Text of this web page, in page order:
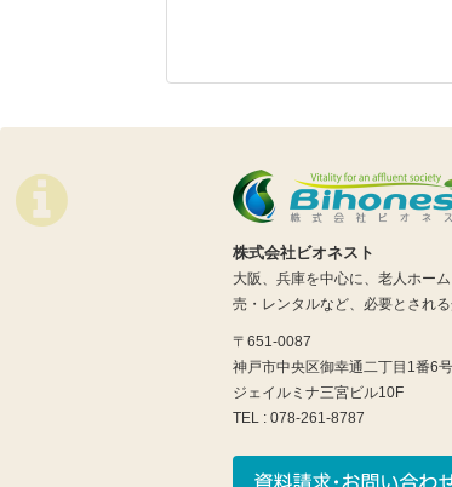
株式会社ビオネスト
大阪、兵庫を中心に、老人ホー
売・レンタルなど、必要とされ
〒651-0087
神戸市中央区御幸通二丁目1番6号
ジェイルミナ三宮ビル10F
TEL : 078-261-8787